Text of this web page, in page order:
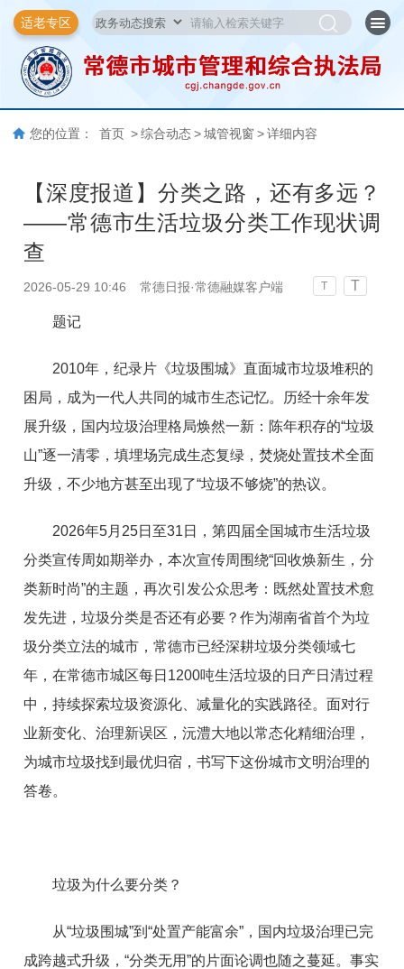
适老专区
您的位置： 首页 > 综合动态 > 城管视窗 > 详细内容
【深度报道】分类之路，还有多远？
——常德市生活垃圾分类工作现状调
查
2026-05-29 10:46 常德日报·常德融媒客户端 T T
题记
2010年，纪录片《垃圾围城》直面城市垃圾堆积的
困局，成为一代人共同的城市生态记忆。历经十余年发
展升级，国内垃圾治理格局焕然一新：陈年积存的“垃圾
山”逐一清零，填埋场完成生态复绿，焚烧处置技术全面
升级，不少地方甚至出现了“垃圾不够烧”的热议。
2026年5月25日至31日，第四届全国城市生活垃圾
分类宣传周如期举办，本次宣传周围绕“回收焕新生，分
类新时尚”的主题，再次引发公众思考：既然处置技术愈
发先进，垃圾分类是否还有必要？作为湖南省首个为垃
圾分类立法的城市，常德市已经深耕垃圾分类领域七
年，在常德市城区每日1200吨生活垃圾的日产日清过程
中，持续探索垃圾资源化、减量化的实践路径。面对行
业新变化、治理新误区，沅澧大地以常态化精细治理，
为城市垃圾找到最优归宿，书写下这份城市文明治理的
答卷。
垃圾为什么要分类？
从“垃圾围城”到“处置产能富余”，国内垃圾治理已完
成跨越式升级，“分类无用”的片面论调也随之蔓延。事实